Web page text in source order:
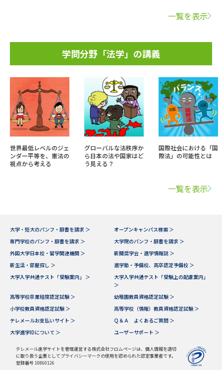
一覧を表示
学問分野「法学」の講義
世界最低レベルのジェ
ンダー平等を、憲法の
視点から考える
グローバルな法秩序か
ら日本の法や国家はど
う見える？
国際社会における「国
際法」の可能性とは
一覧を表示
大学・短大のパンフ・願書を請求 ＞
オープンキャンパス検索 ＞
専門学校のパンフ・願書を請求 ＞
大学院のパンフ・願書を請求 ＞
外国大学日本校・留学関連機関 ＞
新聞奨学会・進学情報誌 ＞
新生活・部屋探し ＞
進学塾・予備校、高卒認定予備校 ＞
大学入学共通テスト「受験案内」 ＞
大学入学共通テスト「受験上の配慮案内」
＞
高等学校卒業程度認定試験 ＞
幼稚園教員資格認定試験 ＞
小学校教員資格認定試験 ＞
高等学校（情報）教員資格認定試験 ＞
テレメールお支払いサイト ＞
Ｑ＆Ａ よくあるご質問 ＞
大学進学IDについて ＞
ユーザーサポート ＞
テレメール進学サイトを管理運営する株式会社フロムページは、個人情報を適切
に取り扱う企業としてプライバシーマークの使用を認められた認定事業者です。
登録番号 10860126